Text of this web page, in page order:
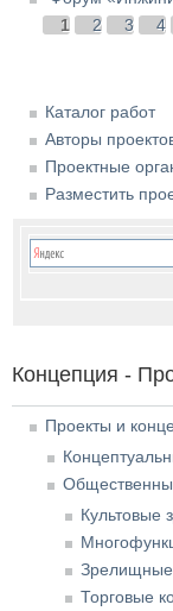
Страницы
1 2 3 4
Каталог работ
Авторы
Проектные
Разместить
Концепция -
Проекты и
Культовые
Зрелищные
Торговые